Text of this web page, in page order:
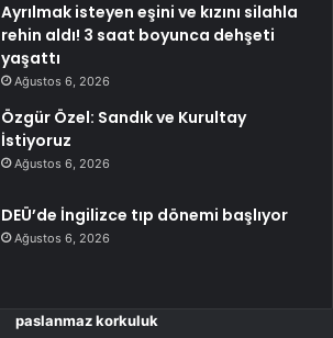
Ayrılmak isteyen eşini ve kızını silahla
rehin aldı! 3 saat boyunca dehşeti
yaşattı
Ağustos 6, 2026
Özgür Özel: Sandık ve Kurultay
İstiyoruz
Ağustos 6, 2026
DEÜ’de İngilizce tıp dönemi başlıyor
Ağustos 6, 2026
paslanmaz korkuluk